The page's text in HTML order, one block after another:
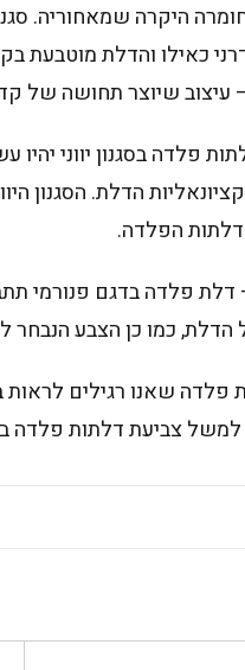
היקרה שמאחוריה. סגנון
כאילו והדלת מוטבעת
עיצוב שיוצר תחושה של
פלדה בסגנון יווני
הדלת. הסגנון
דלתות הפלדה.
דלת פלדה בדגם פנורמי
הדלת, כמו כן הצבע הנבחר
פלדה שאנו רגילים לראות
למשל צביעת דלתות פלדה